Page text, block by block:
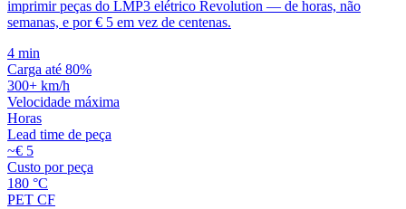
imprimir peças do LMP3 elétrico Revolution — de horas, não
semanas, e por € 5 em vez de centenas.
4 min
Carga até 80%
300+ km/h
Velocidade máxima
Horas
Lead time de peça
~€ 5
Custo por peça
180 °C
PET CF